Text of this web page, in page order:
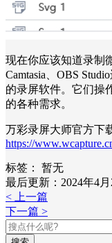
现在你应该知道录制
Camtasia、OBS
的录屏软件。它们操
的各种需求。
万彩录屏大师官方下
https://
标签：
暂无
最后更新：2024年4月
< 上一篇
下一篇 >